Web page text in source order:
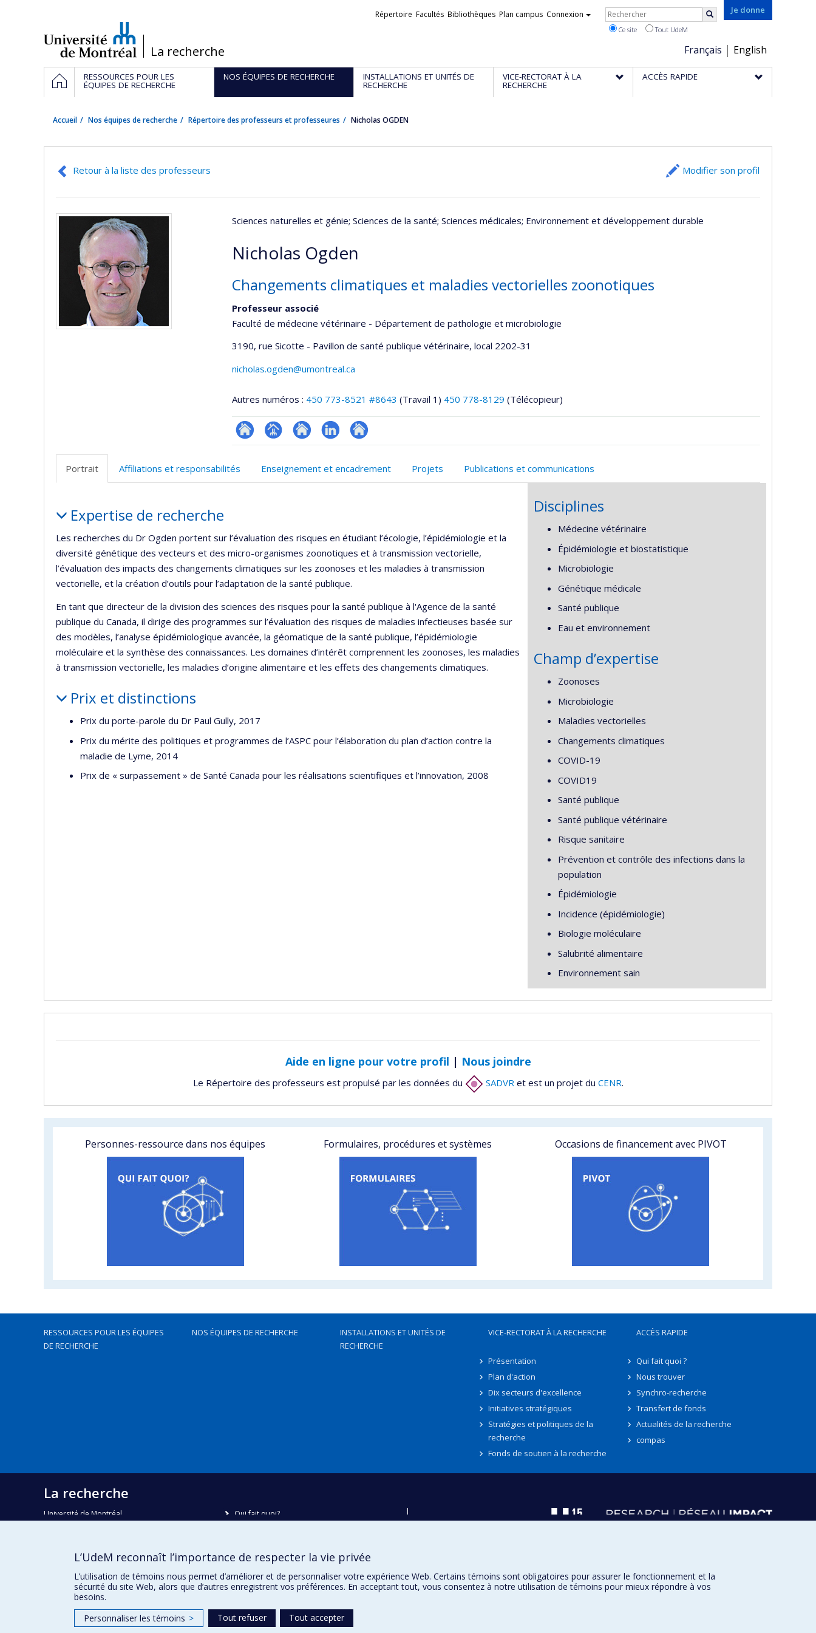
/La recherche
Je donne
Choix
de
la
Français English
Liens
Répertoire Facultés Bibliothèques Plan campus Connexion Rechercher
Ce site Tout UdeM
Navigation
principale
ACCUEILRESSOURCES POUR LES
ÉQUIPES DE RECHERCHE
NOS ÉQUIPES DE RECHERCHE INSTALLATIONS ET UNITÉS DE
RECHERCHE
VICE-RECTORAT À LA
RECHERCHE
ACCÈS RAPIDE
Accueil Nos équipes de recherche Répertoire des professeurs et professeures Nicholas OGDEN
Retour à la liste des professeurs Modifier son profil
Sciences naturelles et génie; Sciences de la santé; Sciences médicales; Environnement et développement durable
Nicholas Ogden
Changements climatiques et maladies vectorielles zoonotiques
Professeur associé
Faculté de médecine vétérinaire - Département de pathologie et microbiologie
3190, rue Sicotte - Pavillon de santé publique vétérinaire, local 2202-31
nicholas.ogden@umontreal.ca
Autres numéros : 450 773-8521 #8643 (Travail 1) 450 778-8129 (Télécopieur)
ResearchGate
Page
(faculté,département,école)
Site
LinkedInAutre
Portrait Affiliations et responsabilités Enseignement et encadrement Projets Publications et communications
Expertise de recherche
Les recherches du Dr Ogden portent sur l’évaluation des risques en étudiant l’écologie, l’épidémiologie et la
diversité génétique des vecteurs et des micro-organismes zoonotiques et à transmission vectorielle,
l’évaluation des impacts des changements climatiques sur les zoonoses et les maladies à transmission
vectorielle, et la création d’outils pour l’adaptation de la santé publique.
En tant que directeur de la division des sciences des risques pour la santé publique à l'Agence de la santé
publique du Canada, il dirige des programmes sur l’évaluation des risques de maladies infectieuses basée sur
des modèles, l’analyse épidémiologique avancée, la géomatique de la santé publique, l’épidémiologie
moléculaire et la synthèse des connaissances. Les domaines d’intérêt comprennent les zoonoses, les maladies
à transmission vectorielle, les maladies d’origine alimentaire et les effets des changements climatiques.
Prix et distinctions
Prix du porte-parole du Dr Paul Gully, 2017
Prix du mérite des politiques et programmes de l’ASPC pour l’élaboration du plan d’action contre la
maladie de Lyme, 2014
Prix de « surpassement » de Santé Canada pour les réalisations scientifiques et l’innovation, 2008
Disciplines
Médecine vétérinaire
Épidémiologie et biostatistique
Microbiologie
Génétique médicale
Santé publique
Eau et environnement
Champ d’expertise
Zoonoses
Microbiologie
Maladies vectorielles
Changements climatiques
COVID-19
COVID19
Santé publique
Santé publique vétérinaire
Risque sanitaire
Prévention et contrôle des infections dans la
population
Épidémiologie
Incidence (épidémiologie)
Biologie moléculaire
Salubrité alimentaire
Environnement sain
Aide en ligne pour votre profil | Nous joindre
Le Répertoire des professeurs est propulsé par les données du SADVRet est un projet du CENR.
Personnes-ressource dans nos équipes Formulaires, procédures et systèmes Occasions de financement avec PIVOT
RESSOURCES POUR LES ÉQUIPES
DE RECHERCHE
NOS ÉQUIPES DE RECHERCHE
INSTALLATIONS ET UNITÉS DE
RECHERCHE
VICE-RECTORAT À LA RECHERCHE
Présentation
Plan d'action
Dix secteurs d'excellence
Initiatives stratégiques
Stratégies et politiques de la
recherche
Fonds de soutien à la recherche
ACCÈS RAPIDE
Qui fait quoi ?
Nous trouver
Synchro-recherche
Transfert de fonds
Actualités de la recherche
compas
La recherche
Université de Montréal
Courriel:recherche@umontreal.ca
Qui fait quoi?
Plan du site
Accessibilité
L’UdeM reconnaît l’importance de respecter la vie privée
L’utilisation de témoins nous permet d’améliorer et de personnaliser votre expérience Web. Certains témoins sont obligatoires pour assurer le fonctionnement et la
sécurité du site Web, alors que d’autres enregistrent vos préférences. En acceptant tout, vous consentez à notre utilisation de témoins pour mieux répondre à vos
besoins.
Personnaliser les témoins > Tout refuser Tout accepter